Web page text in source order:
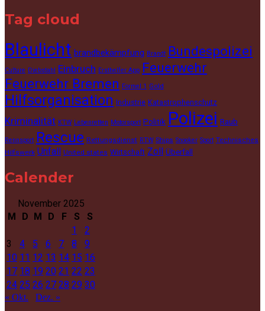
Tag cloud
Blaulicht brandbekämpfung Brandt Bundespolizei
Culture Diebstahl Einbruch Ersthelfer App Feuerwehr
Feuerwehr Bremen Formel 1 Gold
Hilfsorganisation Industrie Katastrophenschutz
Kriminalität KTW Lebenretten Motorsport Politik Polizei Raub
Rennsport Rescue Rettungsdienst RTW Ships Snooker Sport Technisches
Hilfswerk Unfall United states Wirtschaft Zoll Überfall
Calender
November 2025
M
D M D F S
S
1
2
3
4 5 6 7 8
9
10 11 12 13 14 15 16
17 18 19 20 21 22 23
24 25 26 27 28 29 30
« Okt. Dez. »